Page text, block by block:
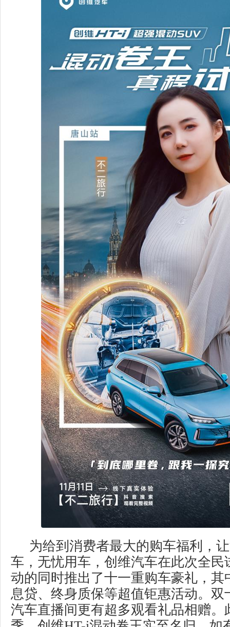
为给到消费者最大的购车福利，
车，无忧用车，创维汽车在此次全民
动的同时推出了十一重购车豪礼，其
息贷、终身质保等超值钜惠活动。双
汽车直播间更有超多观看礼品相赠。